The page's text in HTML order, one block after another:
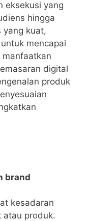
eksekusi yang
hingga
yang kuat,
mencapai
manfaatkan
digital
produk
brand
kesadaran
atau produk.